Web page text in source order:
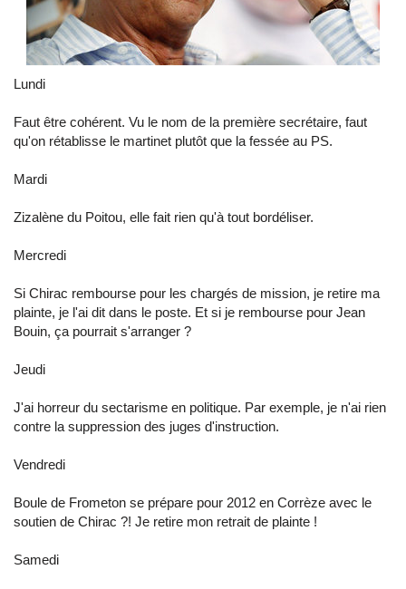
Lundi
Faut être cohérent. Vu le nom de la première secrétaire, faut
qu'on rétablisse le martinet plutôt que la fessée au PS.
Mardi
Zizalène du Poitou, elle fait rien qu'à tout bordéliser.
Mercredi
Si Chirac rembourse pour les chargés de mission, je retire ma
plainte, je l'ai dit dans le poste. Et si je rembourse pour Jean
Bouin, ça pourrait s'arranger ?
Jeudi
J'ai horreur du sectarisme en politique. Par exemple, je n'ai rien
contre la suppression des juges d'instruction.
Vendredi
Boule de Frometon se prépare pour 2012 en Corrèze avec le
soutien de Chirac ?! Je retire mon retrait de plainte !
Samedi